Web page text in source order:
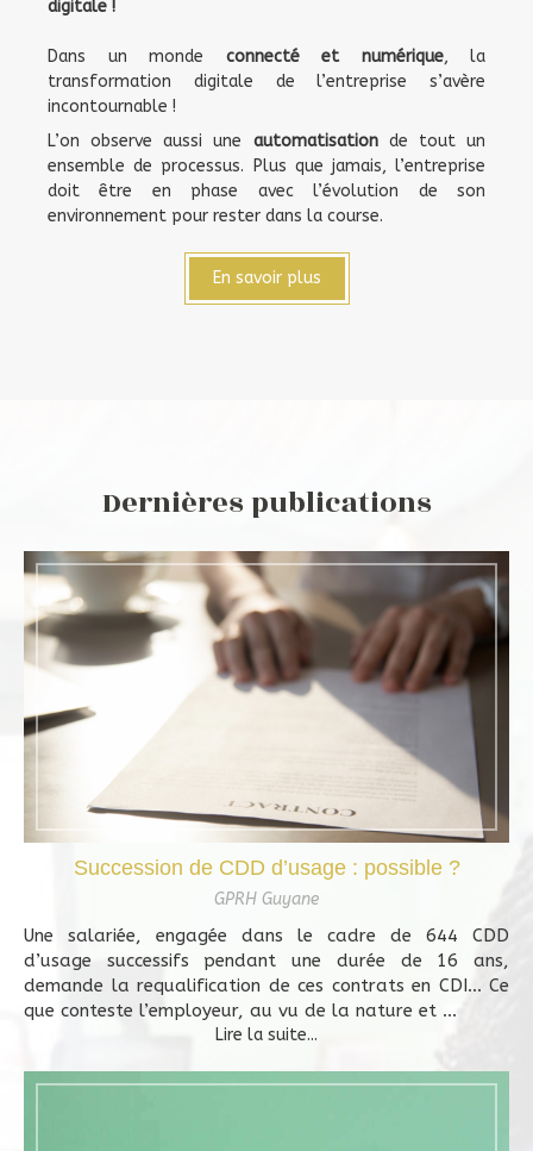
digitale !
Dans un monde connecté et numérique, la
transformation digitale de l’entreprise s’avère
incontournable !
L’on observe aussi une automatisationde tout un
ensemble de processus. Plus que jamais, l’entreprise
doit être en phase avec l’évolution de son
environnement pour rester dans la course.
En savoir plus
Dernières publications
Succession de CDD d’usage : possible ?
GPRH Guyane
Une salariée, engagée dans le cadre de 644 CDD
d’usage successifs pendant une durée de 16 ans,
demande la requalification de ces contrats en CDI… Ce
que conteste l’employeur, au vu de la nature et ...
Lire la suite...